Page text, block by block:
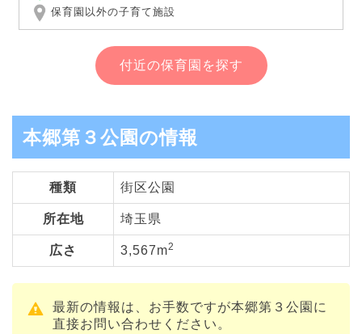
保育園以外の子育て施設
付近の保育園を探す
本郷第３公園の情報
種類 街区公園
所在地 埼玉県
広さ 3,567m2
最新の情報は、お手数ですが本郷第３公園に
直接お問い合わせください。